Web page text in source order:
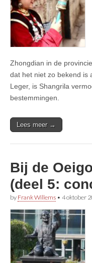
Zhongdian in de
dat het niet zo bekend is
Leger, is Shangrila
bestemmingen.
Lees meer →
Bij de
(deel 5:
by Frank Willems • 4 oktober